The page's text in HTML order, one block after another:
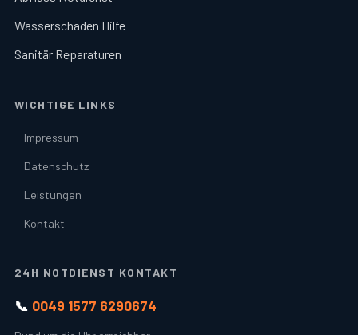
Wasserschaden Hilfe
Sanitär Reparaturen
WICHTIGE LINKS
Impressum
Datenschutz
Leistungen
Kontakt
24H NOTDIENST KONTAKT
📞 0049 1577 6290674